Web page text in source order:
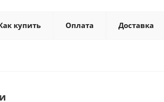
купить Оплата Доставка